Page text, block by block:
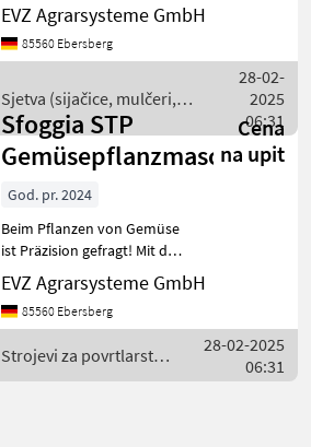
hydr. klappbar mit
Dreipunktanschluss KAT II
Transportbreite: 3, 00 m
Räder BOBCAT 23x10, 5x12 -
Zwischenre
EVZ Agrarsysteme GmbH
85560 Ebersberg
Sjetva (sijačice, mulčeri,
sjetvospremači i dr) /
Sfoggia
28-02-
2025
06:31
Sfoggia STP
Gemüsepflanzmaschine
Cena
na upit
God. pr. 2024
Beim Pflanzen von Gemüse
ist Präzision gefragt! Mit der
STP aus dem Hause
SFOGGIA erhält der Kunde
das Ergebnis von
im Bereich der Gemüsep
EVZ Agrarsysteme GmbH
85560 Ebersberg
Strojevi za povrtlarstvo
/ Sfoggia
28-02-2025
06:31